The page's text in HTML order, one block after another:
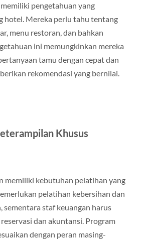
pengetahuan yang
hotel. Mereka perlu tahu tentang
menu restoran, dan bahkan
ini memungkinkan mereka
tamu dengan cepat dan
rekomendasi yang bernilai.
Khusus
memiliki kebutuhan pelatihan yang
pelatihan kebersihan dan
sementara staf keuangan harus
dan akuntansi. Program
dengan peran masing-